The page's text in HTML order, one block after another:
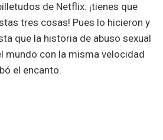
de Netflix: ¡tienes que
tres cosas! Pues lo hicieron y
que la historia de abuso sexual
mundo con la misma velocidad
el encanto.